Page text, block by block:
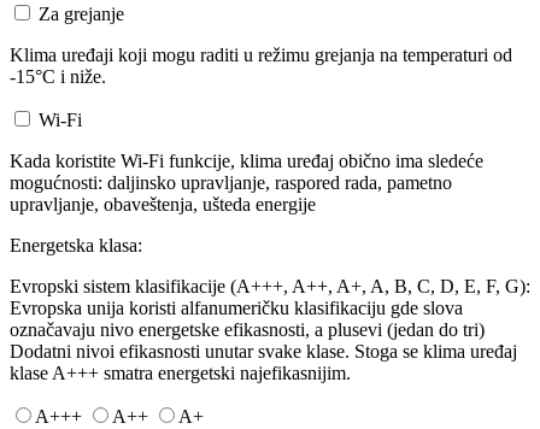
Za grejanje
Klima uređaji koji mogu raditi u režimu grejanja na temperaturi od
-15°C i niže.
Wi-Fi
Kada koristite Wi-Fi funkcije, klima uređaj obično ima sledeće
mogućnosti: daljinsko upravljanje, raspored rada, pametno
upravljanje, obaveštenja, ušteda energije
Energetska klasa:
Evropski sistem klasifikacije (A+++, A++, A+, A, B, C, D, E, F, G):
Evropska unija koristi alfanumeričku klasifikaciju gde slova
označavaju nivo energetske efikasnosti, a plusevi (jedan do tri)
Dodatni nivoi efikasnosti unutar svake klase. Stoga se klima uređaj
klase A+++ smatra energetski najefikasnijim.
A+++ A++
A+